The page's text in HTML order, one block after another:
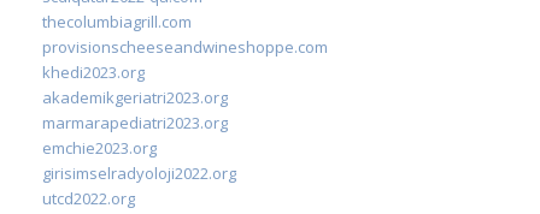
thecolumbiagrill.com
provisionscheeseandwineshoppe.com
khedi2023.org
akademikgeriatri2023.org
marmarapediatri2023.org
emchie2023.org
girisimselradyoloji2022.org
utcd2022.org